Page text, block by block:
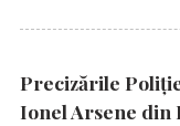
Precizările
Ionel Arsene din